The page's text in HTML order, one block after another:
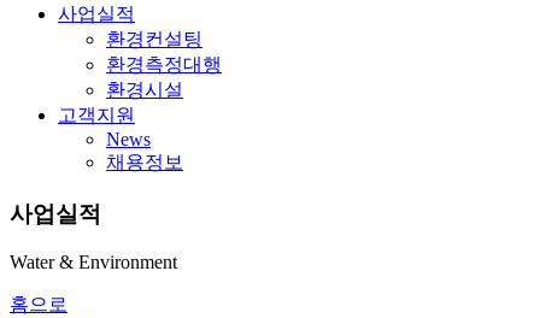
사업실적
환경컨설팅
환경측정대행
환경시설
고객지원
News
채용정보
사업실적
Water & Environment
홈으로